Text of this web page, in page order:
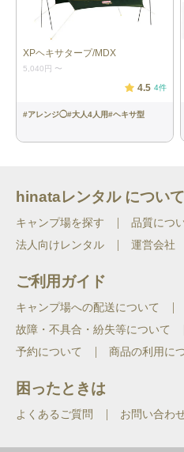
XPヘキサタープ/MDX
5,040円 〜
4.5 4件
#アレンジ◯#大人4人用#ヘキサ型
hinataレンタル について
キャンプ場を探す
品質につ
法人向けレンタル
運営会社
ご利用ガイド
キャンプ場への配送について
故障・不具合・紛失等について
予約について
商品の利用に
困ったときは
よくあるご質問 お問い合わ